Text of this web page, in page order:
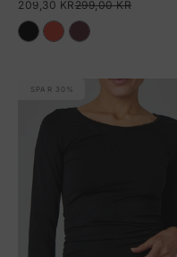
SALGSPRIS
209,30 KRNORMALPRIS
299,00 KR
SPAR 30%